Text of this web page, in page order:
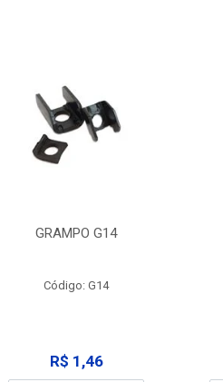
GRAMPO G14
Código: G14
R$ 1,46